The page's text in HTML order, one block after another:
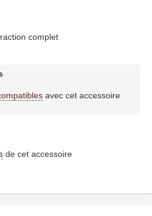
complet
avec cet accessoire
de cet accessoire